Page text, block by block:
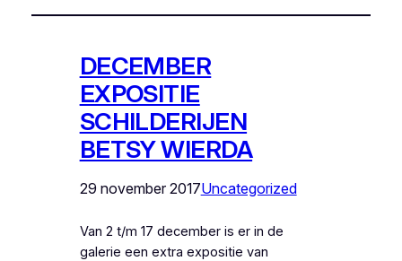
DECEMBER
EXPOSITIE
SCHILDERIJEN
BETSY WIERDA
29 november 2017Uncategorized
Van 2 t/m 17 december is er in de
galerie een extra expositie van